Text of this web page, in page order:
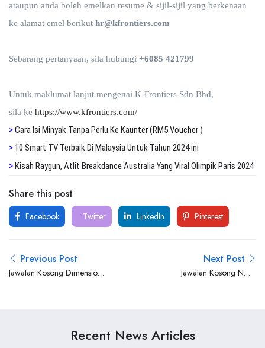
ataupun anda boleh emelkan resume & sijil-sijil yang berkenaan
ke alamat emel berikut hr@kfrontiers.com
Sebarang pertanyaan, sila hubungi +6085 421799
Untuk maklumat lanjut mengenai K-Frontiers Sdn Bhd,
sila ke https://www.kfrontiers.com/
>Cara Isi Minyak Tanpa Perlu Ke Kaunter (RM5 Voucher )
>10 Smart TV Terbaik Di Malaysia Untuk Tahun 2024 ini
>Kisah Raygun, Atlit Breakdance Australia Yang Viral Olimpik Paris 2024
Share this post
Facebook Twitter LinkedIn Pinterest
Previous Post
Jawatan Kosong Dimension
Next Post
Jawatan Kosong NOV
Recent News Articles